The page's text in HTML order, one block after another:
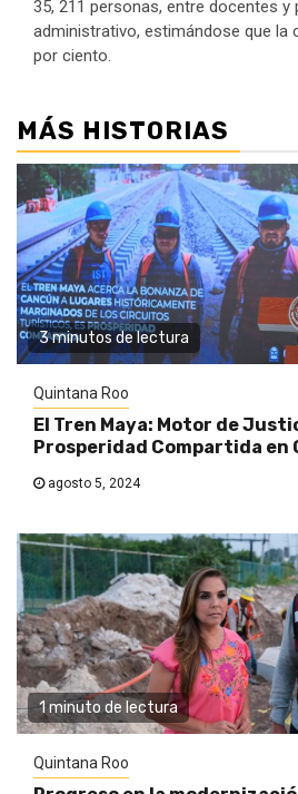
35, 211 personas, entre docentes y
administrativo, estimándose que la
por ciento.
MÁS HISTORIAS
3 minutos de lectura
Quintana Roo
El Tren Maya: Motor de
Prosperidad Compartida en
agosto 5, 2024
1 minuto de lectura
Quintana Roo